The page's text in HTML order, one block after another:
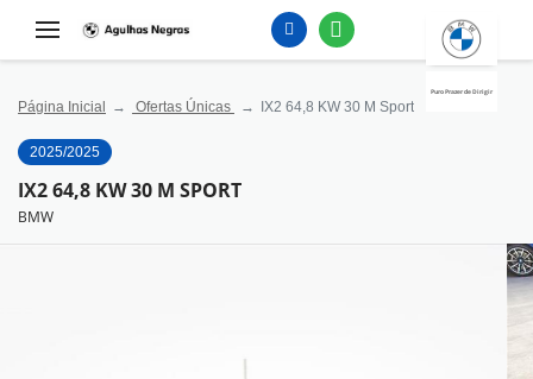
Puro Prazer de Dirigir
Página Inicial Ofertas Únicas IX2 64,8 KW 30 M Sport
2025/2025
IX2 64,8 KW 30 M SPORT
BMW